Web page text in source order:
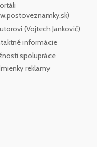
(Vojtech Jankovič)
informácie
spolupráce
reklamy